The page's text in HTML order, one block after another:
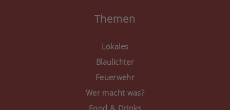
Akzeptieren
Consent Management
Themen
Lokales
Blaulichter
Feuerwehr
Wer macht was?
Food & Drinks